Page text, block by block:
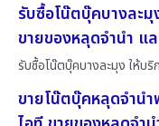
รับซื้อโน๊ตบุ๊คบางละ
ขายของหลุดจำนำ แ
รับซื้อโน๊ตบุ๊คบางละมุง ให้บ
ขายโน๊ตบุ๊คหลุดจำน